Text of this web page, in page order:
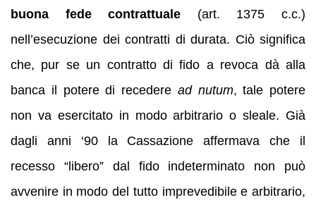
buona fede contrattuale (art. 1375 c.c.)
nell’esecuzione dei contratti di durata. Ciò significa
che, pur se un contratto di fido a revoca dà alla
banca il potere di recedere ad nutum, tale potere
non va esercitato in modo arbitrario o sleale. Già
dagli anni ‘90 la Cassazione affermava che il
recesso “libero” dal fido indeterminato non può
avvenire in modo del tutto imprevedibile e arbitrario,